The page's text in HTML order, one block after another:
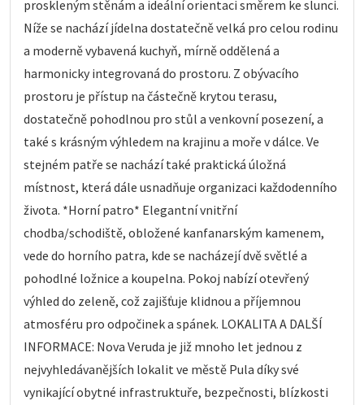
proskleným stěnám a ideální orientaci směrem ke slunci.
Níže se nachází jídelna dostatečně velká pro celou rodinu
a moderně vybavená kuchyň, mírně oddělená a
harmonicky integrovaná do prostoru. Z obývacího
prostoru je přístup na částečně krytou terasu,
dostatečně pohodlnou pro stůl a venkovní posezení, a
také s krásným výhledem na krajinu a moře v dálce. Ve
stejném patře se nachází také praktická úložná
místnost, která dále usnadňuje organizaci každodenního
života. *Horní patro* Elegantní vnitřní
chodba/schodiště, obložené kanfanarským kamenem,
vede do horního patra, kde se nacházejí dvě světlé a
pohodlné ložnice a koupelna. Pokoj nabízí otevřený
výhled do zeleně, což zajišťuje klidnou a příjemnou
atmosféru pro odpočinek a spánek. LOKALITA A DALŠÍ
INFORMACE: Nova Veruda je již mnoho let jednou z
nejvyhledávanějších lokalit ve městě Pula díky své
vynikající obytné infrastruktuře, bezpečnosti, blízkosti